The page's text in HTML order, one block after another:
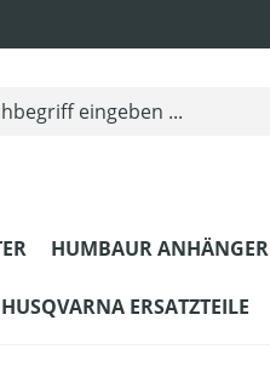
HUMBAUR ANHÄNGER
HUSQVARNA ERSATZTEILE